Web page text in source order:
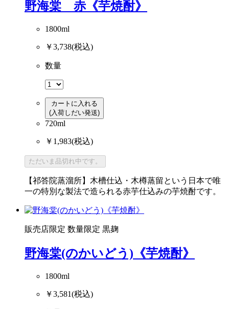
野海棠 赤《芋焼酎》
1800ml
￥3,738(税込)
数量
カートに入れる
(入荷しだい発送)
720ml
￥1,983(税込)
ただいま品切れ中です。
【祁答院蒸溜所】木槽仕込・木樽蒸留という日本で唯
一の特別な製法で造られる赤芋仕込みの芋焼酎です。
販売店限定 数量限定 黒麹
野海棠(のかいどう)《芋焼酎》
1800ml
￥3,581(税込)